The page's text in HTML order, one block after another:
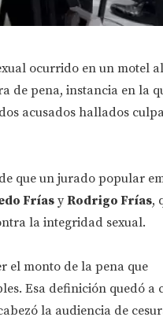
ocurrido en un motel
de pena, instancia en la
acusados hallados
que un jurado popular
FríasyRodrigo Frías,
la integridad sexual.
el monto de la pena que
Esa definición quedó a
la audiencia de